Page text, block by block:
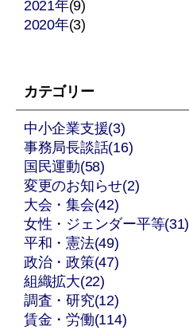
り
2021年(9)
2020年(3)
カテゴリー
中小企業支援(3)
事務局長談話(16)
国民運動(58)
変更のお知らせ(2)
大会・集会(42)
女性・ジェンダー平等(31)
平和・憲法(49)
政治・政策(47)
組織拡大(22)
調査・研究(12)
賃金・労働(114)